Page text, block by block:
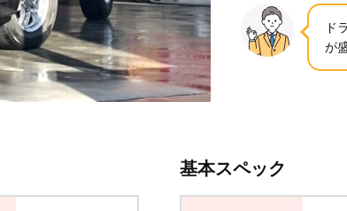
ド
が
基本スペック